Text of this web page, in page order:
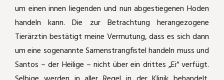
um einen innen liegenden und nun abgestiegenen Hoden
handeln kann. Die zur Betrachtung herangezogene
Tierärztin bestätigt meine Vermutung, dass es sich dann
um eine sogenannte Samenstrangfistel handeln muss und
Santos – der Heilige – nicht über ein drittes „Ei“ verfügt.